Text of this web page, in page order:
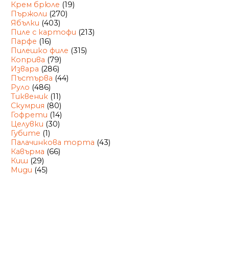
Крем брюле (19)
Пържоли (270)
Ябълки (403)
Пиле с картофи (213)
Парфе (16)
Пилешко филе (315)
Коприва (79)
Извара (286)
Пъстърва (44)
Руло (486)
Тиквеник (11)
Скумрия (80)
Гофрети (14)
Целувки (30)
Губите (1)
Палачинкова торта (43)
Кавърма (66)
Киш (29)
Миди (45)